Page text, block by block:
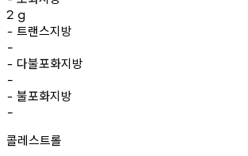
2 g
- 트랜스지방
-
- 다불포화지방
-
- 불포화지방
-
콜레스트롤